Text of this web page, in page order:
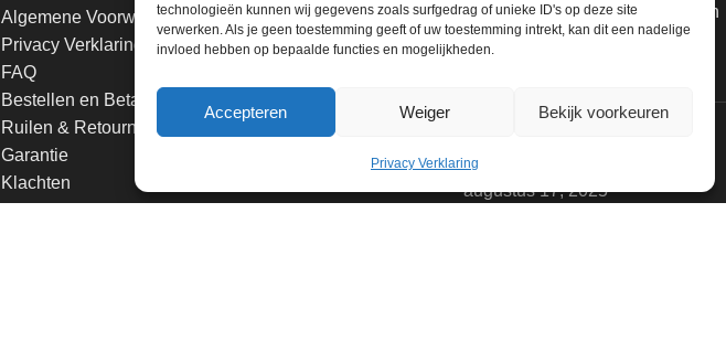
technologieën kunnen wij gegevens zoals surfgedrag of unieke ID's op deze site
verwerken. Als je geen toestemming geeft of uw toestemming intrekt, kan dit een nadelige
invloed hebben op bepaalde functies en mogelijkheden.
Accepteren Weiger Bekijk voorkeuren
Privacy Verklaring
Algemene Voorwaarden
Privacy Verklaring
FAQ
Bestellen en Betalen
Ruilen & Retourneren
Garantie
Klachten
voordelen en mogelijkheden van
schapenvachten
augustus 17, 2025